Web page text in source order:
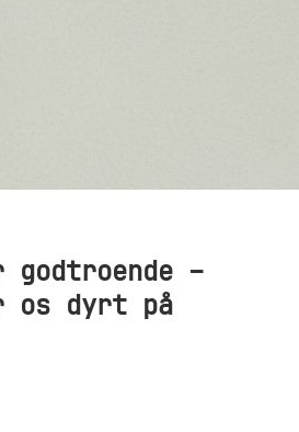
–
os dyrt på